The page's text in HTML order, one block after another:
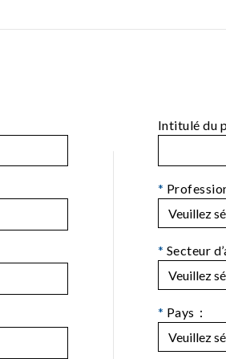
Intitulé du
*
* Secteur
* Pays：